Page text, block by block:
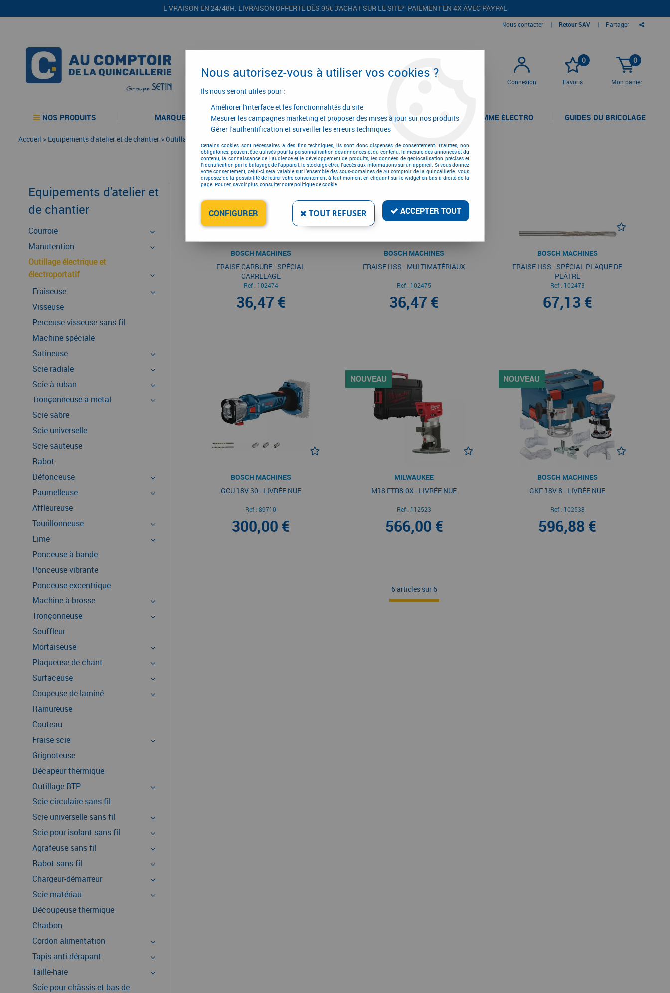
LIVRAISON EN 24/48H. LIVRAISON OFFERTE DÈS 95€ D'ACHAT SUR LE SITE* PAIEMENT EN 4X AVEC PAYPAL
Nous contacter | Retour SAV | Partager
Connexion
0
Favoris
0
Mon panier
NOS PRODUITS MARQUES CONFIGURATEURS PROMOTIONS LA GAMME ÉLECTRO GUIDES DU BRICOLAGE
Accueil > Equipements d'atelier et de chantier >Outillage électrique et électroportatif
Affleureuse sans fil
Equipements d'atelier et
de chantier
Courroie
Manutention
Outillage électrique et
électroportatif
Fraiseuse
Visseuse
Perceuse-visseuse sans fil
Machine spéciale
Satineuse
Scie radiale
Scie à ruban
Tronçonneuse à métal
Scie sabre
Scie universelle
Scie sauteuse
Rabot
Défonceuse
Paumelleuse
Affleureuse
Tourillonneuse
Lime
Ponceuse à bande
Ponceuse vibrante
Ponceuse excentrique
Machine à brosse
Tronçonneuse
Souffleur
Mortaiseuse
Plaqueuse de chant
Surfaceuse
Coupeuse de laminé
Rainureuse
Couteau
Fraise scie
Grignoteuse
Décapeur thermique
Outillage BTP
Scie circulaire sans fil
Scie universelle sans fil
Scie pour isolant sans fil
Agrafeuse sans fil
Rabot sans fil
Chargeur-démarreur
Scie matériau
Découpeuse thermique
Charbon
Cordon alimentation
Tapis anti-dérapant
Taille-haie
Scie pour châssis et bas de
6 articles sur6
BOSCH MACHINES
FRAISE CARBURE - SPÉCIAL
CARRELAGE
Ref : 102474
36,47 €
BOSCH MACHINES
FRAISE HSS - MULTIMATÉRIAUX
Ref : 102475
36,47 €
BOSCH MACHINES
FRAISE HSS - SPÉCIAL PLAQUE DE
PLÂTRE
Ref : 102473
67,13 €
BOSCH MACHINES
GCU 18V-30 - LIVRÉE NUE
Ref :89710
300,00 €
NOUVEAU
MILWAUKEE
M18 FTR8-0X - LIVRÉE NUE
Ref : 112523
566,00 €
NOUVEAU
BOSCH MACHINES
GKF 18V-8 - LIVRÉE NUE
Ref : 102538
596,88 €
6 articles sur 6
Nous autorisez-vous à utiliser vos cookies ?
Ils nous seront utiles pour :
Améliorer l'interface et les fonctionnalités du site
Mesurer les campagnes marketing et proposer des mises à jour sur nos produits
Gérer l'authentification et surveiller les erreurs techniques
Certains cookies sont nécessaires à des fins techniques, ils sont donc dispensés de consentement. D'autres, non
obligatoires, peuvent être utilisés pour la personnalisation des annonces et du contenu, la mesure des annonces et du
contenu, la connaissance de l'audience et le développement de produits, les données de géolocalisation précises et
l'identification par le balayage de l'appareil, le stockage et/ou l'accès aux informations sur un appareil. Si vous donnez
votre consentement, celui-ci sera valable sur l’ensemble des sous-domaines de Au comptoir de la quincaillerie. Vous
disposez de la possibilité de retirer votre consentement à tout moment en cliquant sur le widget en bas à droite de la
page. Pour en savoir plus, consulter notre politique de cookie.
CONFIGURER TOUT REFUSER ACCEPTER TOUT